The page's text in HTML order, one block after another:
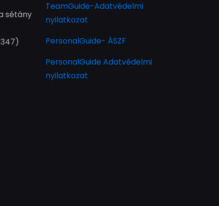
sétány
TeamGuide-Adatvédelmi
nyilatkozat
PersonalGuide- ÁSZF
PersonalGuide Adatvédelmi
nyilatkozat